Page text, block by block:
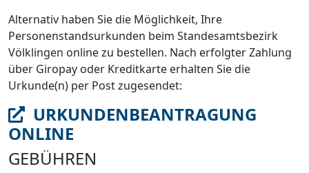
Alternativ haben Sie die Möglichkeit, Ihre
Personenstandsurkunden beim Standesamtsbezirk
Völklingen online zu bestellen. Nach erfolgter Zahlung
über Giropay oder Kreditkarte erhalten Sie die
Urkunde(n) per Post zugesendet:
URKUNDENBEANTRAGUNG
ONLINE
GEBÜHREN